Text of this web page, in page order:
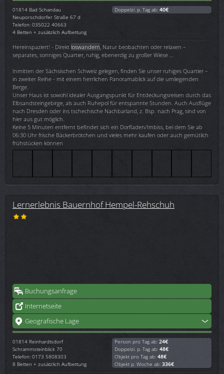
01814 Bad Schandau
Neuporschdorfer Straße 67 d
Telefon: 035022 40663
4 Betten + zusätzlich Aufbettung
Doppelzi. p. Tag ab: 40€
Hereinspaziert! - Direkt loswandern , Natur beobachten oder relaxen –
separates, sonniges Quartier, ruhig, ebenerdig zu großer Wiese …
Inmitten der Sächsischen Schweiz gelegen, finden Sie unser ruhiges Quartier –
in zweiter Reihe - mit einem herrlichen Panoramablick auf die umliegenden
Berge.
Unser Haus ist sowohl idealer Ausgangspunkt für Entdeckungsreisen durch das
Elbsandsteingebirge, als auch Ruhepol für entspannte Stunden. Auch Ausflüge
nach Dresden oder ins tschechische Nachbarland, z. Bsp. nach Prag, sind von
hier aus gut möglich.
Keine 5 Minuten entfernt befindet sich ein Dorfladen/Imbiss, bei dem Sie ab
06:30 Uhr frische Bäckerbrötchen und vieles mehr kaufen oder auch gemütlich
frühstücken können
Lernerlebnis Bauernhof Hempel-Rehschuh
Buchungsanfrage
Internetseite
Geografische Lage
01814 Reinhardtsdorf
Schrammsteinblick 70
Telefon: 0173 5808303
8 Betten + zusätzlich Aufbettung
Person pro Tag ab: 24€
Doppelzi. p. Tag ab: 48€
Objekt pro Tag ab: 48€
Objekt p. Woche ab: 336€